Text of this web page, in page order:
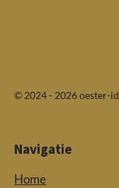
© 2024 - 2026 oester-id
Navigatie
Home